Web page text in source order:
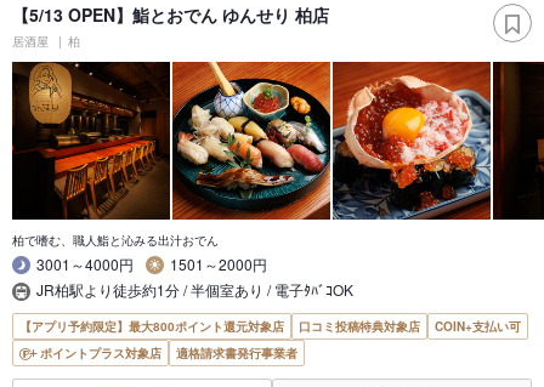
【5/13 OPEN】鮨とおでん ゆんせり 柏店
居酒屋 柏
柏で嗜む、職人鮨と沁みる出汁おでん
3001～4000円
1501～2000円
JR柏駅より徒歩約1分 / 半個室あり / 電子ﾀﾊﾞｺOK
【アプリ予約限定】最大800ポイント還元対象店 口コミ投稿特典対象店
COIN+支払い可
ポイントプラス対象店
適格請求書発行事業者